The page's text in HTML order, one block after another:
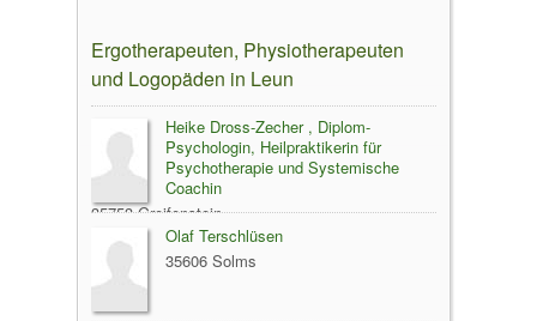
Ergotherapeuten, Physiotherapeuten
und Logopäden in Leun
Heike Dross-Zecher , Diplom-
Psychologin, Heilpraktikerin für
Psychotherapie und Systemische
Coachin
35753 Greifenstein
Olaf Terschlüsen
35606 Solms